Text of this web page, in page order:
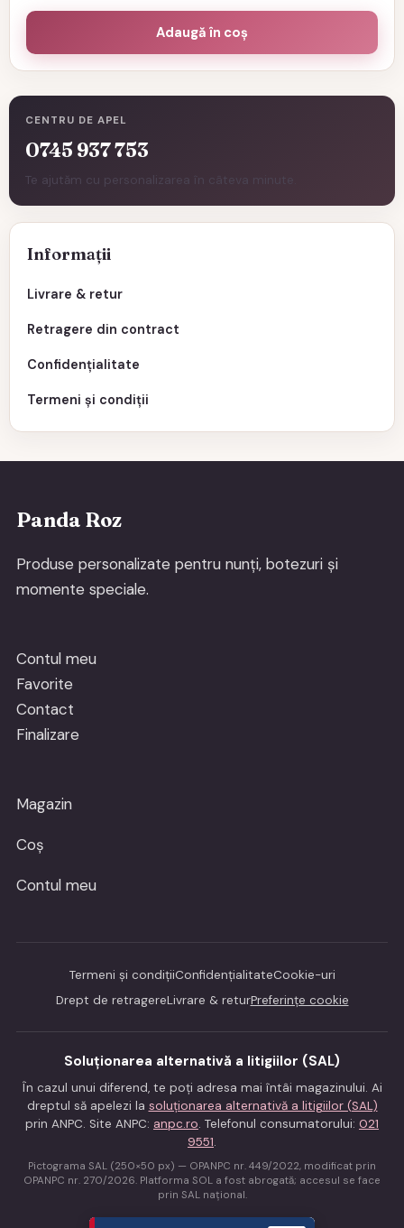
CENTRU DE APEL
0745 937 753
Te ajutăm cu personalizarea în câteva minute.
Informații
Livrare & retur
Retragere din contract
Confidențialitate
Termeni și condiții
Adaugă în coș
Panda Roz
Produse personalizate pentru nunți, botezuri și
momente speciale.
Contul meu
Favorite
Contact
Finalizare
Magazin
Coș
Contul meu
Termeni și condițiiConfidențialitateCookie-uri
Drept de retragereLivrare & returPreferințe cookie
Soluționarea alternativă a litigiilor (SAL)
În cazul unui diferend, te poți adresa mai întâi magazinului. Ai
dreptul să apelezi la soluționarea alternativă a litigiilor (SAL)
prin ANPC. Site ANPC: anpc.ro. Telefonul consumatorului: 021
9551.
Pictograma SAL (250×50 px) — OPANPC nr. 449/2022, modificat prin
OPANPC nr. 270/2026. Platforma SOL a fost abrogată; accesul se face
prin SAL național.